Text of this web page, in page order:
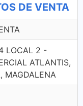
DE VENTA
LOCAL 2 -
ATLANTIS,
MAGDALENA